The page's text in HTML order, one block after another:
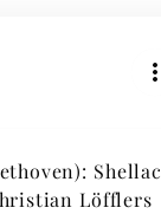
Shellac
Löfflers